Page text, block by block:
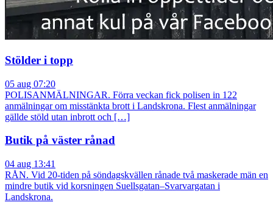
Stölder i topp
05 aug 07:20
POLISANMÄLNINGAR. Förra veckan fick polisen in 122
anmälningar om misstänkta brott i Landskrona. Flest anmälningar
gällde stöld utan inbrott och […]
Butik på väster rånad
04 aug 13:41
RÅN. Vid 20-tiden på söndagskvällen rånade två maskerade män en
mindre butik vid korsningen Suellsgatan–Svarvargatan i
Landskrona.